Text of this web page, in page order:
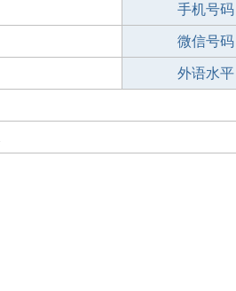
手机号码
微信号码
外语水平